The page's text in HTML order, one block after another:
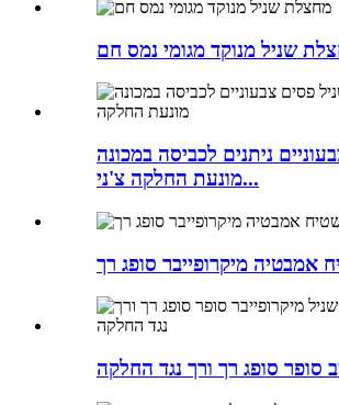
שניל מנוקד מגומי נמס חם
ניתנים לכביסה במכונה
מונעת החלקה צ'ני...
אמבטיה מיקרופייבר סופג רך